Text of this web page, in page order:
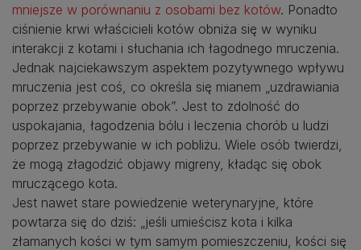
mniejsze w porównaniu z osobami bez kotów. Ponadto
ciśnienie krwi właścicieli kotów obniża się w wyniku
interakcji z kotami i słuchania ich łagodnego mruczenia.
Jednak najciekawszym aspektem pozytywnego wpływu
mruczenia jest coś, co określa się mianem „uzdrawiania
poprzez przebywanie obok”. Jest to zdolność do
uspokajania, łagodzenia bólu i leczenia chorób u ludzi
poprzez przebywanie w ich pobliżu. Wiele osób twierdzi,
że mogą złagodzić objawy migreny, kładąc się obok
mruczącego kota.
Jest nawet stare powiedzenie weterynaryjne, które
powtarza się do dziś: „jeśli umieścisz kota i kilka
złamanych kości w tym samym pomieszczeniu, kości się